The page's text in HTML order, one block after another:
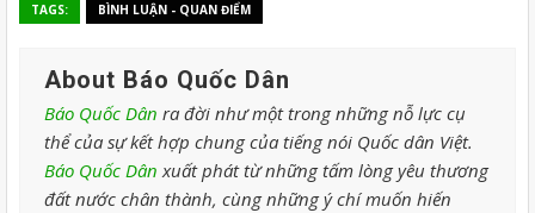
TAGS: BÌNH LUẬN - QUAN ĐIỂM
About Báo Quốc Dân
Báo Quốc Dân ra đời như một trong những nỗ lực cụ
thể của sự kết hợp chung của tiếng nói Quốc dân Việt.
Báo Quốc Dân xuất phát từ những tấm lòng yêu thương
đất nước chân thành, cùng những ý chí muốn hiến